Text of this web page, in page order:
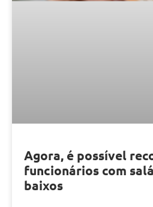
Agora, é possível
funcionários com
baixos